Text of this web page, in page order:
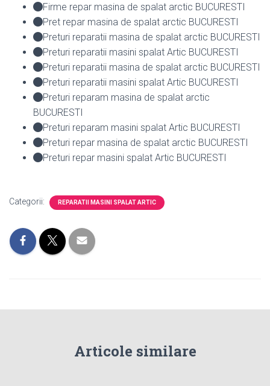
Firme repar masina de spalat arctic BUCURESTI
Pret repar masina de spalat arctic BUCURESTI
Preturi reparatii masina de spalat arctic BUCURESTI
Preturi reparatii masini spalat Artic BUCURESTI
Preturi reparatii masina de spalat arctic BUCURESTI
Preturi reparatii masini spalat Artic BUCURESTI
Preturi reparam masina de spalat arctic
BUCURESTI
Preturi reparam masini spalat Artic BUCURESTI
Preturi repar masina de spalat arctic BUCURESTI
Preturi repar masini spalat Artic BUCURESTI
Categorii: REPARATII MASINI SPALAT ARTIC
Articole similare